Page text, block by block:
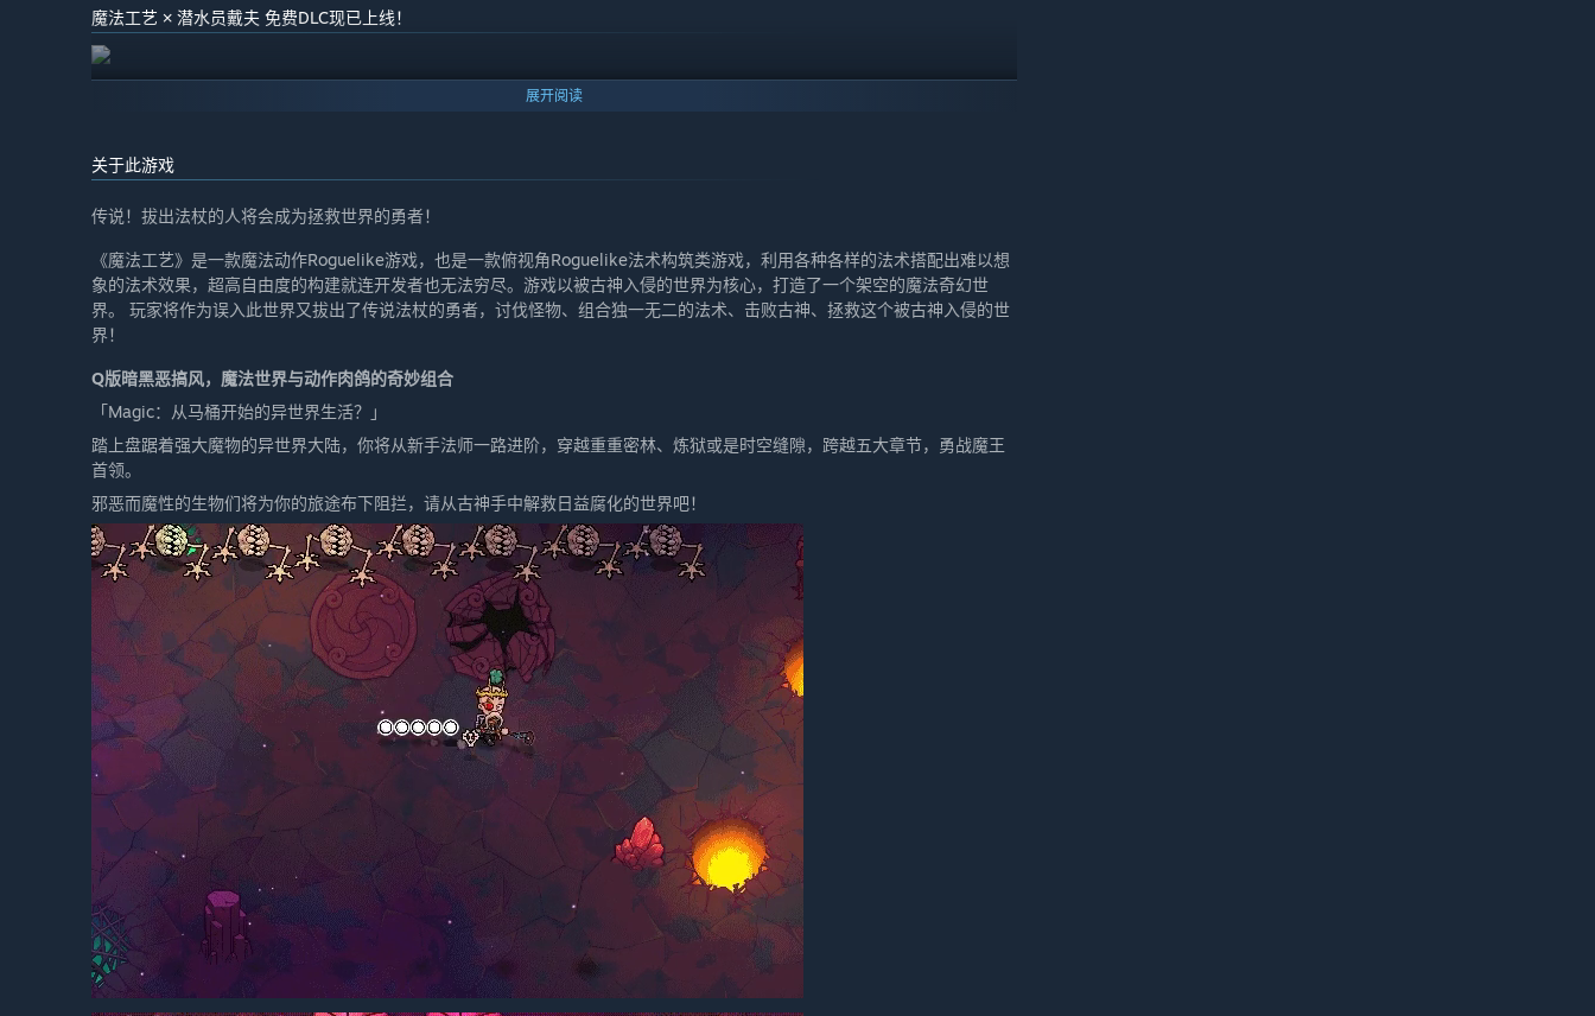
魔法工艺 × 潜水员戴夫 免费DLC现已上线！
展开阅读
关于此游戏
传说！拔出法杖的人将会成为拯救世界的勇者！
《魔法工艺》是一款魔法动作Roguelike游戏，也是一款俯视角Roguelike法术构筑类游戏，利用各种各样的法术搭配出难以想
象的法术效果，超高自由度的构建就连开发者也无法穷尽。游戏以被古神入侵的世界为核心，打造了一个架空的魔法奇幻世
界。 玩家将作为误入此世界又拔出了传说法杖的勇者，讨伐怪物、组合独一无二的法术、击败古神、拯救这个被古神入侵的世
界！
Q版暗黑恶搞风，魔法世界与动作肉鸽的奇妙组合
「Magic：从马桶开始的异世界生活？」
踏上盘踞着强大魔物的异世界大陆，你将从新手法师一路进阶，穿越重重密林、炼狱或是时空缝隙，跨越五大章节，勇战魔王
首领。
邪恶而魔性的生物们将为你的旅途布下阻拦，请从古神手中解救日益腐化的世界吧！